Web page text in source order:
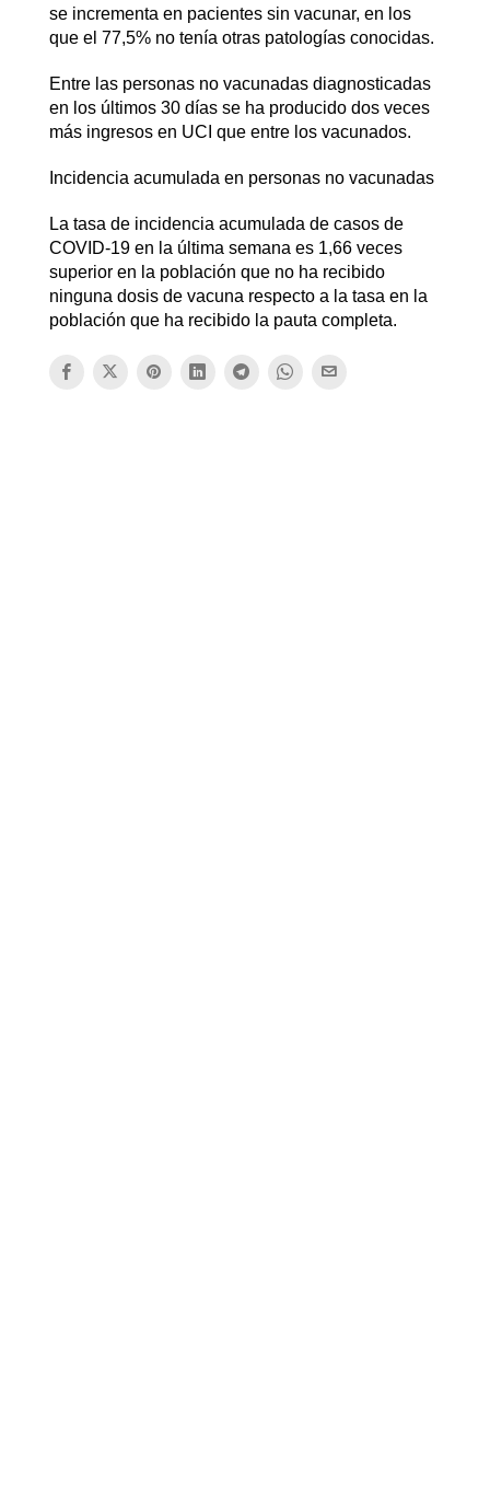
se incrementa en pacientes sin vacunar, en los
que el 77,5% no tenía otras patologías conocidas.
Entre las personas no vacunadas diagnosticadas
en los últimos 30 días se ha producido dos veces
más ingresos en UCI que entre los vacunados.
Incidencia acumulada en personas no vacunadas
La tasa de incidencia acumulada de casos de
COVID-19 en la última semana es 1,66 veces
superior en la población que no ha recibido
ninguna dosis de vacuna respecto a la tasa en la
población que ha recibido la pauta completa.